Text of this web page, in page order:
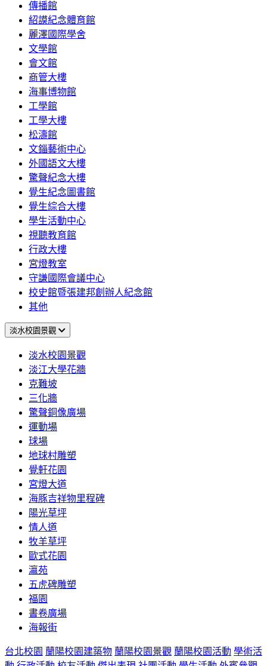
傳播館
紹謨紀念體育館
麗澤國際學舍
文學館
會文館
商管大樓
海事博物館
工學館
工學大樓
松濤館
文錙藝術中心
外國語文大樓
驚聲紀念大樓
覺生紀念圖書館
覺生綜合大樓
學生活動中心
視聽教育館
行政大樓
宮燈教室
守謙國際會議中心
校史館暨張建邦創辦人紀念館
其他
淡水校園景觀
淡水校園景觀
淡江大學花牆
克難坡
三化牆
驚聲銅像廣場
運動場
球場
地球村雕塑
覺軒花園
宮燈大道
海豚吉祥物里程碑
陽光草坪
情人道
牧羊草坪
歐式花園
瀛苑
五虎碑雕塑
福園
書卷廣場
海報街
台北校園 蘭陽校園建築物 蘭陽校園景觀 蘭陽校園活動 學術活